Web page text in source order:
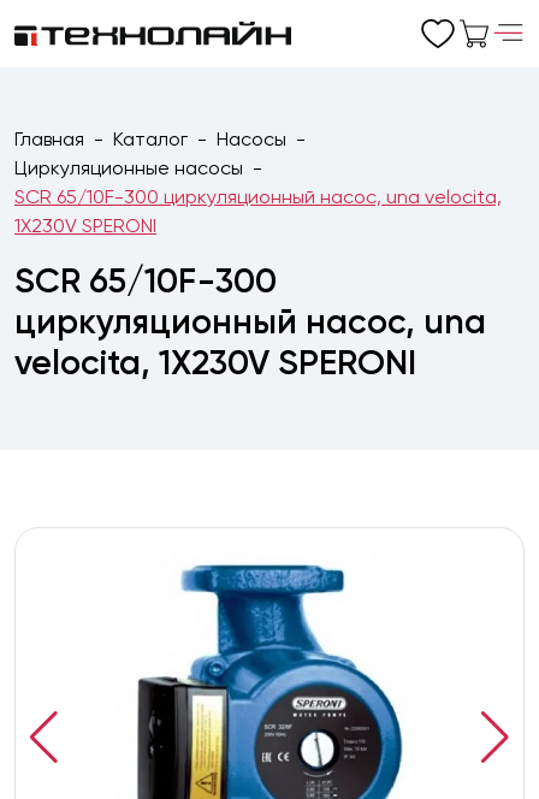
Главная Каталог
Насосы
Циркуляционные насосы
SCR 65/10F-300 циркуляционный насос, una velocita,
1X230V SPERONI
SCR 65/10F-300
циркуляционный насос, una
velocita, 1X230V SPERONI